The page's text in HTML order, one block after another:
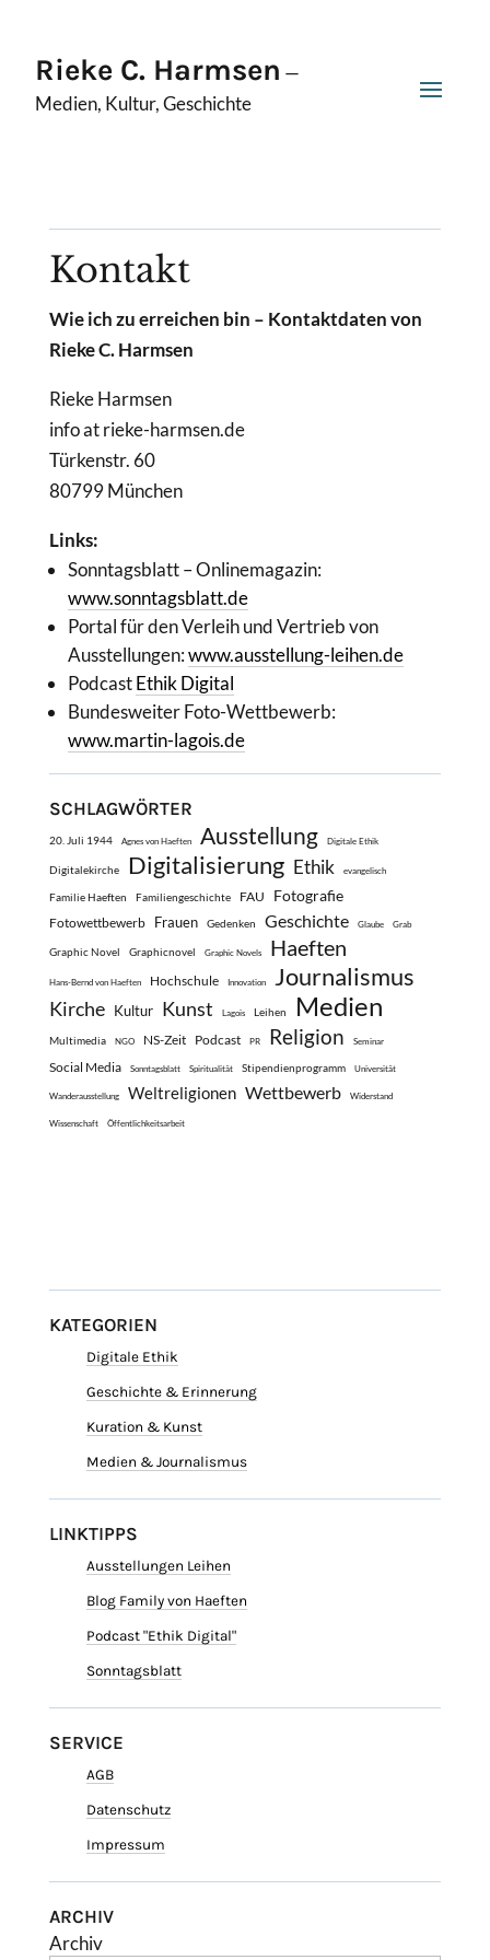
Rieke C. Harmsen —
Medien, Kultur, Geschichte
Kontakt
Wie ich zu erreichen bin – Kontaktdaten von
Rieke C. Harmsen
Rieke Harmsen
info at rieke-harmsen.de
Türkenstr. 60
80799 München
Links:
Sonntagsblatt – Onlinemagazin:
www.sonntagsblatt.de
Portal für den Verleih und Vertrieb von
Ausstellungen:www.ausstellung-leihen.de
PodcastEthik Digital
Bundesweiter Foto-Wettbewerb:
www.martin-lagois.de
SCHLAGWÖRTER
20. Juli 1944 Agnes von Haeften Ausstellung Digitale Ethik
Digitalekirche Digitalisierung Ethik evangelisch
Familie Haeften Familiengeschichte FAU Fotografie
Fotowettbewerb Frauen Gedenken Geschichte Glaube Grab
Graphic Novel Graphicnovel Graphic Novels Haeften
Hans-Bernd von Haeften Hochschule Innovation Journalismus
Kirche Kultur Kunst Lagois Leihen Medien
Multimedia NGO NS-Zeit Podcast PR Religion Seminar
Social Media Sonntagsblatt Spiritualität Stipendienprogramm Universität
Wanderausstellung Weltreligionen Wettbewerb Widerstand
Wissenschaft Öffentlichkeitsarbeit
KATEGORIEN
Digitale Ethik
Geschichte & Erinnerung
Kuration & Kunst
Medien & Journalismus
LINKTIPPS
Ausstellungen Leihen
Blog Family von Haeften
Podcast "Ethik Digital"
Sonntagsblatt
SERVICE
AGB
Datenschutz
Impressum
ARCHIV
Archiv